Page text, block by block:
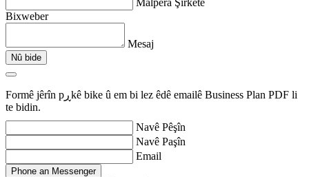
Malpera Şirketê
Bixweber
Mesaj
Nû bide
Formê jêrîn pڕkê bike û em bi lez êdê emailê Business Plan PDF li
te bidin.
Navê Pêşîn
Navê Paşîn
Email
Phone an Messenger